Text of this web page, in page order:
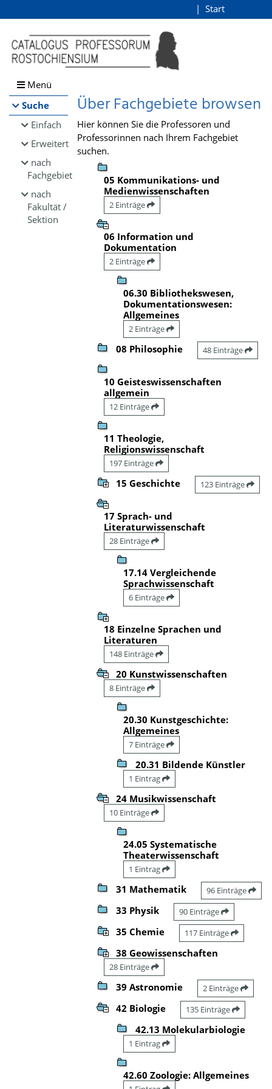
Browsen
direkt zum Inhalt
Start
Menü
Suche
Einfach
Erweitert
nach
Fachgebiet
nach
Fakultät /
Sektion
Über Fachgebiete browsen
Hier können Sie die Professoren und
Professorinnen nach Ihrem Fachgebiet
suchen.
05 Kommunikations- und
Medienwissenschaften
2 Einträge
06 Information und
Dokumentation
2 Einträge
06.30 Bibliothekswesen,
Dokumentationswesen:
Allgemeines
2 Einträge
08 Philosophie 48 Einträge
10 Geisteswissenschaften
allgemein
12 Einträge
11 Theologie,
Religionswissenschaft
197 Einträge
15 Geschichte 123 Einträge
17 Sprach- und
Literaturwissenschaft
28 Einträge
17.14 Vergleichende
Sprachwissenschaft
6 Einträge
18 Einzelne Sprachen und
Literaturen
148 Einträge
20 Kunstwissenschaften
8 Einträge
20.30 Kunstgeschichte:
Allgemeines
7 Einträge
20.31 Bildende Künstler
1 Eintrag
24 Musikwissenschaft
10 Einträge
24.05 Systematische
Theaterwissenschaft
1 Eintrag
31 Mathematik 96 Einträge
33 Physik 90 Einträge
35 Chemie 117 Einträge
38 Geowissenschaften
28 Einträge
39 Astronomie 2 Einträge
42 Biologie 135 Einträge
42.13 Molekularbiologie
1 Eintrag
42.60 Zoologie: Allgemeines